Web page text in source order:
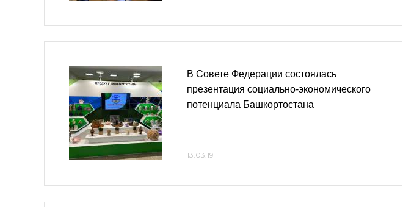
В Совете Федерации состоялась
презентация социально-экономического
потенциала Башкортостана
13.03.19